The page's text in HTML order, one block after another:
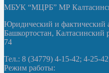
МБУК “МЦРБ” МР
Юридический и фактический
Башкортостан,
74
Тел.: 8 (34779) 4-15-42; 4-25-
Режим работы: